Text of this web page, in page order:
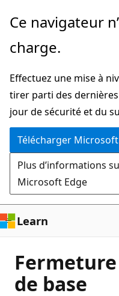
Passer
directement
au
principal
Ce navigateur
charge.
Effectuez une mise à
tirer parti des
jour de sécurité et du
Télécharger
Plus d’informations
Microsoft Edge
Learn
de base